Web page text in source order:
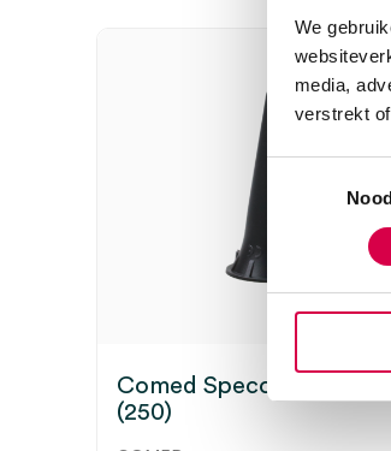
We
media,
verstrekt
om een
Comed Specomed
(250)